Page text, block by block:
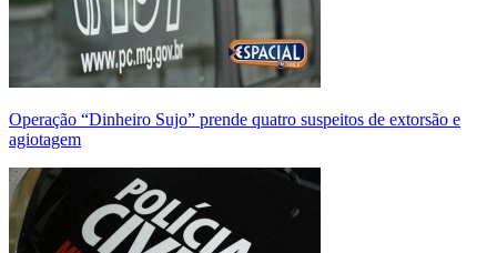
Operação “Dinheiro Sujo” prende quatro suspeitos de extorsão e
agiotagem